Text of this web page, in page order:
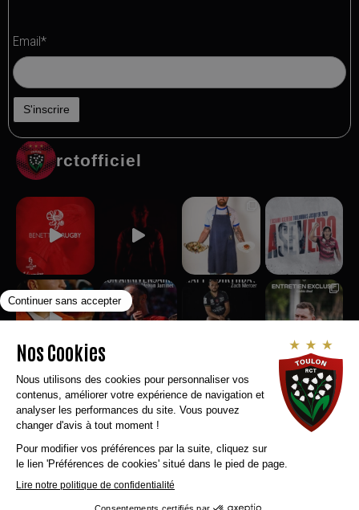
Email*
rctofficiel
Suivez-nous sur Instagram
RCT RECRUTE
MENTIONS LEGALES
CONTACT